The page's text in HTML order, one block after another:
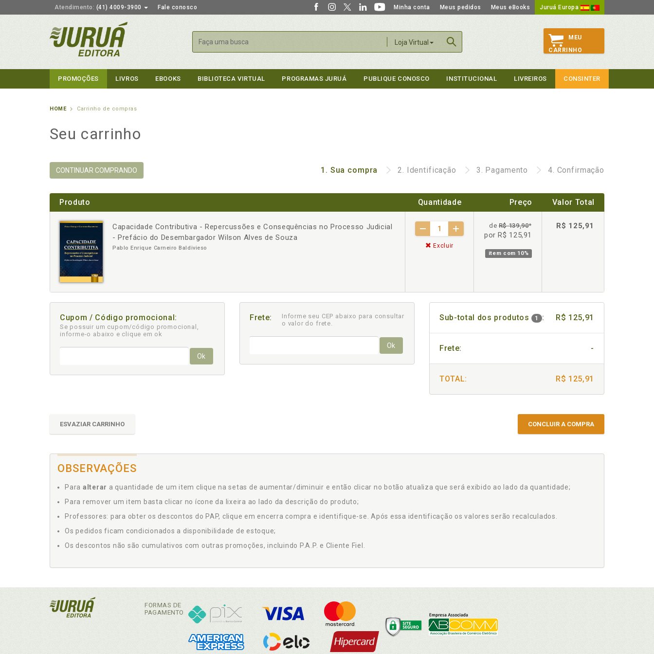
Atendimento: (41) 4009-3900 Fale conosco Minha conta Meus pedidos Meus eBooks Juruá Europa
Loja Virtual
Buscar
MEU
CARRINHO
PROMOÇÕES LIVROS EBOOKS BIBLIOTECA VIRTUAL PROGRAMAS JURUÁ PUBLIQUE CONOSCO INSTITUCIONAL LIVREIROS CONSINTER
HOME Carrinho de compras
Seu carrinho
CONTINUAR COMPRANDO 1. Sua compra 2. Identificação 3. Pagamento 4. Confirmação
Produto Quantidade Preço Valor Total
Capacidade Contributiva - Repercussões e Consequências no Processo Judicial
- Prefácio do Desembargador Wilson Alves de Souza
Pablo Enrique Carneiro Baldivieso
- +
Excluir
deR$ 139,90*
por R$ 125,91
item com 10%
R$ 125,91
Cupom / Código promocional:
Se possuir um cupom/código promocional,
informe-o abaixo e clique em ok
Ok
Frete:
Informe seu CEP abaixo para consultar
o valor do frete.
Ok
Sub-total dos produtos 1 : R$ 125,91
Frete: -
TOTAL: R$ 125,91
ESVAZIAR CARRINHO CONCLUIR A COMPRA
OBSERVAÇÕES
Para alterar a quantidade de um item clique na setas de aumentar/diminuir e então clicar no botão atualiza que será exibido ao lado da quantidade;
Para remover um item basta clicar no ícone da lixeira ao lado da descrição do produto;
Professores: para obter os descontos do PAP, clique em encerra compra e identifique-se. Após essa identificação os valores serão recalculados.
Os pedidos ficam condicionados a disponibilidade de estoque;
Os descontos não são cumulativos com outras promoções, incluindo P.A.P. e Cliente Fiel.
FORMAS DE
PAGAMENTO